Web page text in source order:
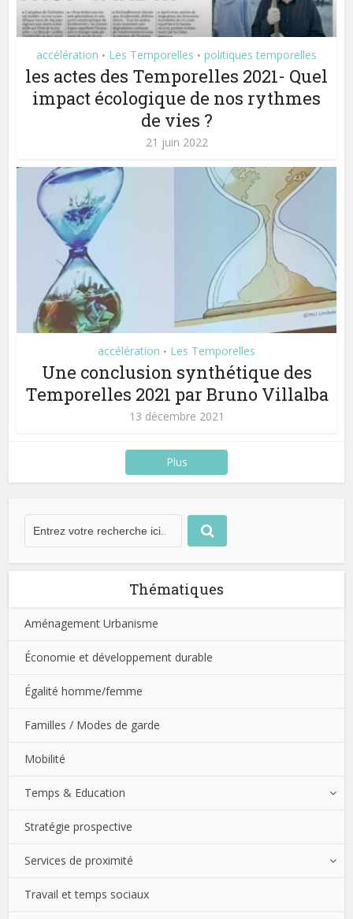
accélération • Les Temporelles • politiques temporelles
les actes des Temporelles 2021- Quel
impact écologique de nos rythmes
de vies ?
21 juin 2022
accélération • Les Temporelles
Une conclusion synthétique des
Temporelles 2021 par Bruno Villalba
13 décembre 2021
Plus
Thématiques
Aménagement Urbanisme
Économie et développement durable
Égalité homme/femme
Familles / Modes de garde
Mobilité
Temps & Education
Stratégie prospective
Services de proximité
Travail et temps sociaux